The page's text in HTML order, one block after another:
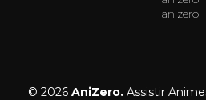
anizero
© 2026 AniZero.Assistir